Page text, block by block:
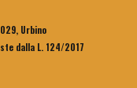
Urbino
dalla L. 124/2017